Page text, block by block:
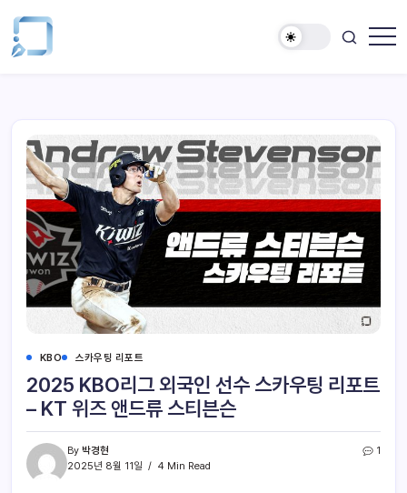
KBO 스카우팅 리포트
2025 KBO리그 외국인 선수 스카우팅 리포트
– KT 위즈 앤드류 스티븐슨
By 박경현
2025년 8월 11일
4 Min Read
1